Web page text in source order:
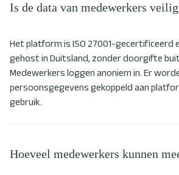
Is de data van medewerkers
Het platform is ISO 27001-gecertificeerd
gehost in Duitsland, zonder doorgifte
Medewerkers loggen anoniem in. Er
persoonsgegevens gekoppeld aan
gebruik.
Hoeveel medewerkers kunnen